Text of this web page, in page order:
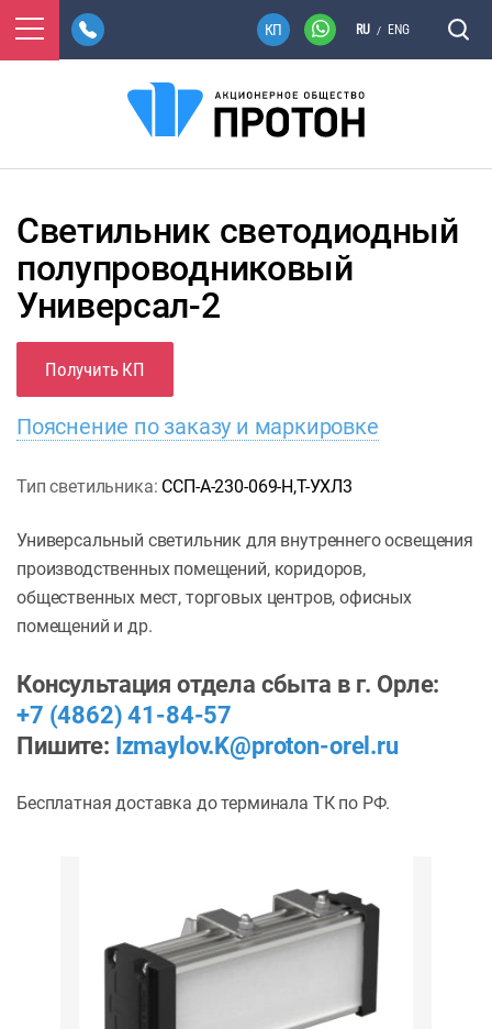
RU / ENG
Светильник светодиодный
полупроводниковый
Универсал-2
Получить КП
Пояснение по заказу и маркировке
Тип светильника: ССП-А-230-069-Н,Т-УХЛ3
Универсальный светильник для внутреннего освещения
производственных помещений, коридоров,
общественных мест, торговых центров, офисных
помещений и др.
Консультация отдела сбыта в г. Орле:
+7 (4862) 41-84-57
Пишите: Izmaylov.K@proton-orel.ru
Бесплатная доставка до терминала ТК по РФ.